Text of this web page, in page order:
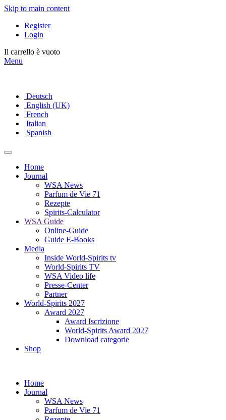
Skip to main content
Register
Login
Il carrello è vuoto
Menu
Deutsch
English (UK)
French
Italian
Spanish
Home
Journal
WSA News
Parfum de Vie 71
Rezepte
Spirits-Calculator
WSA Guide
Online-Guide
Guide E-Books
Media
Inside World-Spirits tv
World-Spirits TV
WSA Video life
Presse-Center
Partner
World-Spirits 2027
Award 2027
Award Iscrizione
World-Spirits Award 2027
Download categorie
Shop
Home
Journal
WSA News
Parfum de Vie 71